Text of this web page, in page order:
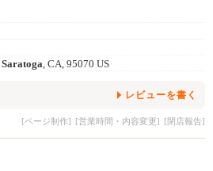
Saratoga, CA, 95070 US
レビューを書く
[ページ制作] [営業時間・内容変更] [閉店報告]